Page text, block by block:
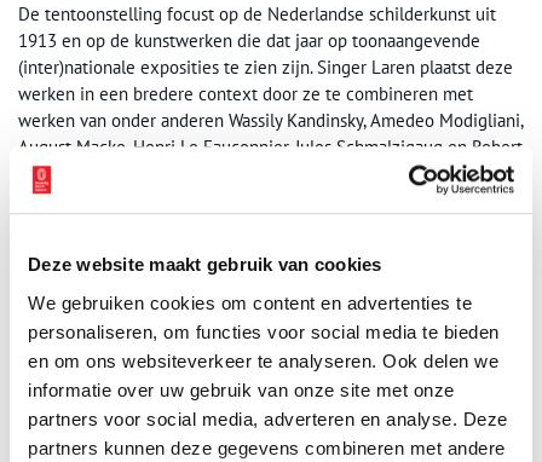
Deze website maakt gebruik van cookies
We gebruiken cookies om content en advertenties te
personaliseren, om functies voor social media te bieden
en om ons websiteverkeer te analyseren. Ook delen we
informatie over uw gebruik van onze site met onze
partners voor social media, adverteren en analyse. Deze
partners kunnen deze gegevens combineren met andere
De tentoonstelling focust op de Nederlandse schilderkunst uit
1913 en op de kunstwerken die dat jaar op toonaangevende
(inter)nationale exposities te zien zijn. Singer Laren plaatst deze
werken in een bredere context door ze te combineren met
werken van onder anderen Wassily Kandinsky, Amedeo Modigliani,
August Macke, Henri Le Fauconnier, Jules Schmalzigaug en Robert
Delaunay. Deze combinaties maken de artistieke uitwisseling
zichtbaar.
overzicht, maar als een dynamische en thematische
ontdekkingstocht door zes zalen. Zo biedt1913. De grote
kunstexplosieeen unieke kans om topstukken uit de eigen
collectie van Singer Laren te ervaren in een bredere context en
inzicht te krijgen in een jaar waarin de kunstwereld zich op een
ongekende manier vernieuwde. 1913.